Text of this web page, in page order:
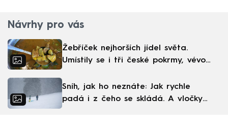
Návrhy pro vás
Žebříček nejhorších jídel světa.
Umístily se i tři české pokrmy, vévodí
Sníh, jak ho neznáte: Jak rychle
padá i z čeho se skládá. A vločky